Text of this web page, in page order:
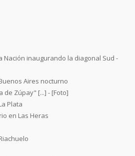
Nación inaugurando la diagonal Sud -
Aires nocturno
de Zúpay" [...] - [Foto]
Plata
en Las Heras